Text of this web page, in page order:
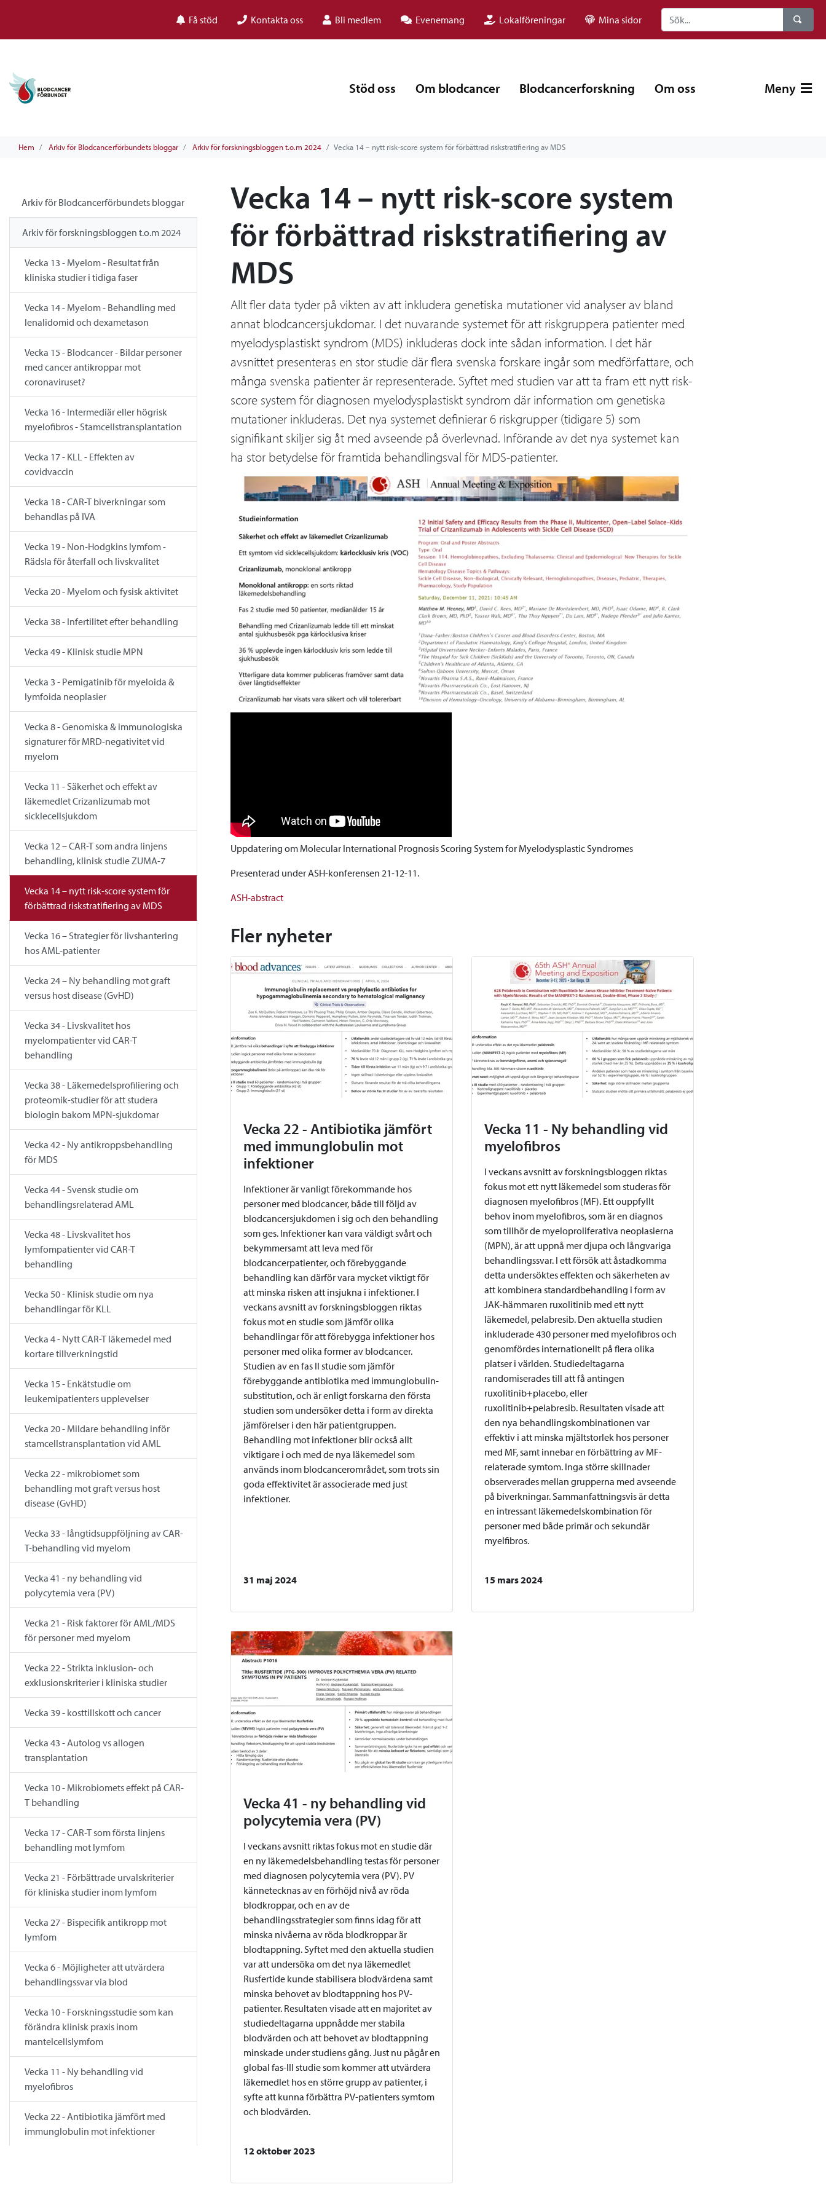
Få stöd Kontakta oss Bli medlem Evenemang Lokalföreningar Mina sidor
Stöd oss Om blodcancer Blodcancerforskning Om oss Meny
Hem Arkiv för Blodcancerförbundets bloggar Arkiv för forskningsbloggen t.o.m 2024 Vecka 14 – nytt risk-score system för förbättrad riskstratifiering av MDS
Arkiv för Blodcancerförbundets bloggar
Arkiv för forskningsbloggen t.o.m 2024
Vecka 13 - Myelom - Resultat från
kliniska studier i tidiga faser
Vecka 14 - Myelom - Behandling med
lenalidomid och dexametason
Vecka 15 - Blodcancer - Bildar personer
med cancer antikroppar mot
coronaviruset?
Vecka 16 - Intermediär eller högrisk
myelofibros - Stamcellstransplantation
Vecka 17 - KLL - Effekten av
covidvaccin
Vecka 18 - CAR-T biverkningar som
behandlas på IVA
Vecka 19 - Non-Hodgkins lymfom -
Rädsla för återfall och livskvalitet
Vecka 20 - Myelom och fysisk aktivitet
Vecka 38 - Infertilitet efter behandling
Vecka 49 - Klinisk studie MPN
Vecka 3 - Pemigatinib för myeloida &
lymfoida neoplasier
Vecka 8 - Genomiska & immunologiska
signaturer för MRD-negativitet vid
myelom
Vecka 11 - Säkerhet och effekt av
läkemedlet Crizanlizumab mot
sicklecellsjukdom
Vecka 12 – CAR-T som andra linjens
behandling, klinisk studie ZUMA-7
Vecka 14 – nytt risk-score system för
förbättrad riskstratifiering av MDS
Vecka 16 – Strategier för livshantering
hos AML-patienter
Vecka 24 – Ny behandling mot graft
versus host disease (GvHD)
Vecka 34 - Livskvalitet hos
myelompatienter vid CAR-T
behandling
Vecka 38 - Läkemedelsprofiliering och
proteomik-studier för att studera
biologin bakom MPN-sjukdomar
Vecka 42 - Ny antikroppsbehandling
för MDS
Vecka 44 - Svensk studie om
behandlingsrelaterad AML
Vecka 48 - Livskvalitet hos
lymfompatienter vid CAR-T
behandling
Vecka 50 - Klinisk studie om nya
behandlingar för KLL
Vecka 4 - Nytt CAR-T läkemedel med
kortare tillverkningstid
Vecka 15 - Enkätstudie om
leukemipatienters upplevelser
Vecka 20 - Mildare behandling inför
stamcellstransplantation vid AML
Vecka 22 - mikrobiomet som
behandling mot graft versus host
disease (GvHD)
Vecka 33 - långtidsuppföljning av CAR-
T-behandling vid myelom
Vecka 41 - ny behandling vid
polycytemia vera (PV)
Vecka 21 - Risk faktorer för AML/MDS
för personer med myelom
Vecka 22 - Strikta inklusion- och
exklusionskriterier i kliniska studier
Vecka 39 - kosttillskott och cancer
Vecka 43 - Autolog vs allogen
transplantation
Vecka 10 - Mikrobiomets effekt på CAR-
T behandling
Vecka 17 - CAR-T som första linjens
behandling mot lymfom
Vecka 21 - Förbättrade urvalskriterier
för kliniska studier inom lymfom
Vecka 27 - Bispecifik antikropp mot
lymfom
Vecka 6 - Möjligheter att utvärdera
behandlingssvar via blod
Vecka 10 - Forskningsstudie som kan
förändra klinisk praxis inom
mantelcellslymfom
Vecka 11 - Ny behandling vid
myelofibros
Vecka 22 - Antibiotika jämfört med
immunglobulin mot infektioner
Vecka 14 – nytt risk-score system
för förbättrad riskstratifiering av
MDS
Allt fler data tyder på vikten av att inkludera genetiska mutationer vid analyser av bland
annat blodcancersjukdomar. I det nuvarande systemet för att riskgruppera patienter med
myelodysplastiskt syndrom (MDS) inkluderas dock inte sådan information. I det här
avsnittet presenteras en stor studie där flera svenska forskare ingår som medförfattare, och
många svenska patienter är representerade. Syftet med studien var att ta fram ett nytt risk-
score system för diagnosen myelodysplastiskt syndrom där information om genetiska
mutationer inkluderas. Det nya systemet definierar 6 riskgrupper (tidigare 5) som
signifikant skiljer sig åt med avseende på överlevnad. Införande av det nya systemet kan
ha stor betydelse för framtida behandlingsval för MDS-patienter.
Uppdatering om Molecular International Prognosis Scoring System for Myelodysplastic Syndromes
Presenterad under ASH-konferensen 21-12-11.
ASH-abstract
Fler nyheter
Vecka 22 - Antibiotika jämfört
med immunglobulin mot
infektioner
Infektioner är vanligt förekommande hos
personer med blodcancer, både till följd av
blodcancersjukdomen i sig och den behandling
som ges. Infektioner kan vara väldigt svårt och
bekymmersamt att leva med för
blodcancerpatienter, och förebyggande
behandling kan därför vara mycket viktigt för
att minska risken att insjukna i infektioner. I
veckans avsnitt av forskningsbloggen riktas
fokus mot en studie som jämför olika
behandlingar för att förebygga infektioner hos
personer med olika former av blodcancer.
Studien av en fas II studie som jämför
förebyggande antibiotika med immunglobulin-
substitution, och är enligt forskarna den första
studien som undersöker detta i form av direkta
jämförelser i den här patientgruppen.
Behandling mot infektioner blir också allt
viktigare i och med de nya läkemedel som
används inom blodcancerområdet, som trots sin
goda effektivitet är associerade med just
infektioner.
31 maj 2024
Vecka 11 - Ny behandling vid
myelofibros
I veckans avsnitt av forskningsbloggen riktas
fokus mot ett nytt läkemedel som studeras för
diagnosen myelofibros (MF). Ett ouppfyllt
behov inom myelofibros, som är en diagnos
som tillhör de myeloproliferativa neoplasierna
(MPN), är att uppnå mer djupa och långvariga
behandlingssvar. I ett försök att åstadkomma
detta undersöktes effekten och säkerheten av
att kombinera standardbehandling i form av
JAK-hämmaren ruxolitinib med ett nytt
läkemedel, pelabresib. Den aktuella studien
inkluderade 430 personer med myelofibros och
genomfördes internationellt på flera olika
platser i världen. Studiedeltagarna
randomiserades till att få antingen
ruxolitinib+placebo, eller
ruxolitinib+pelabresib. Resultaten visade att
den nya behandlingskombinationen var
effektiv i att minska mjältstorlek hos personer
med MF, samt innebar en förbättring av MF-
relaterade symtom. Inga större skillnader
observerades mellan grupperna med avseende
på biverkningar. Sammanfattningsvis är detta
en intressant läkemedelskombination för
personer med både primär och sekundär
myelfibros.
15 mars 2024
Vecka 41 - ny behandling vid
polycytemia vera (PV)
I veckans avsnitt riktas fokus mot en studie där
en ny läkemedelsbehandling testas för personer
med diagnosen polycytemia vera (PV). PV
kännetecknas av en förhöjd nivå av röda
blodkroppar, och en av de
behandlingsstrategier som finns idag för att
minska nivåerna av röda blodkroppar är
blodtappning. Syftet med den aktuella studien
var att undersöka om det nya läkemedlet
Rusfertide kunde stabilisera blodvärdena samt
minska behovet av blodtappning hos PV-
patienter. Resultaten visade att en majoritet av
studiedeltagarna uppnådde mer stabila
blodvärden och att behovet av blodtappning
minskade under studiens gång. Just nu pågår en
global fas-III studie som kommer att utvärdera
läkemedlet hos en större grupp av patienter, i
syfte att kunna förbättra PV-patienters symtom
och blodvärden.
12 oktober 2023